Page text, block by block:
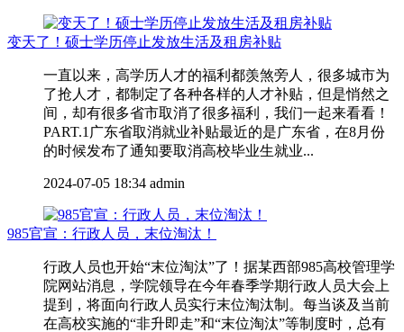
变天了！硕士学历停止发放生活及租房补贴
一直以来，高学历人才的福利都羡煞旁人，很多城市为
了抢人才，都制定了各种各样的人才补贴，但是悄然之
间，却有很多省市取消了很多福利，我们一起来看看！
PART.1广东省取消就业补贴最近的是广东省，在8月份
的时候发布了通知要取消高校毕业生就业...
2024-07-05 18:34 admin
985官宣：行政人员，末位淘汰！
行政人员也开始“末位淘汰”了！据某西部985高校管理学
院网站消息，学院领导在今年春季学期行政人员大会上
提到，将面向行政人员实行末位淘汰制。每当谈及当前
在高校实施的“非升即走”和“末位淘汰”等制度时，总有